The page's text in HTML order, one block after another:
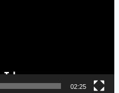
02:25